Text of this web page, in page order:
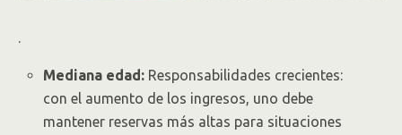
.
Mediana edad: Responsabilidades crecientes:
con el aumento de los ingresos, uno debe
mantener reservas más altas para situaciones